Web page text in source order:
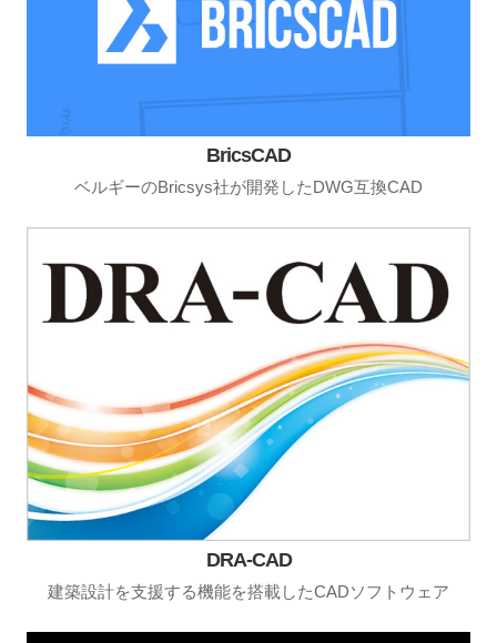
BricsCAD
ベルギーのBricsys社が開発したDWG互換CAD
DRA-CAD
建築設計を支援する機能を搭載したCADソフトウェア